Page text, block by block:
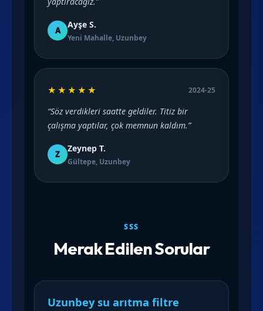
A
Ayşe S.
Yeni Mahalle, Uzunbey
★★★★★ 2024-25
“Söz verdikleri saatte geldiler. Titiz bir
çalışma yaptılar, çok memnun kaldım.”
Z
Zeynep T.
Gültepe, Uzunbey
SSS
Merak Edilen Sorular
Uzunbey su arıtma filtre